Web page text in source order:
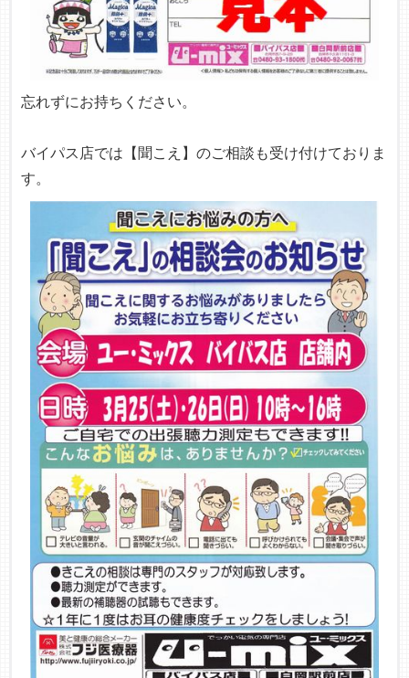
忘れずにお持ちください。
バイパス店では【聞こえ】のご相談も受け付けておりま
す。